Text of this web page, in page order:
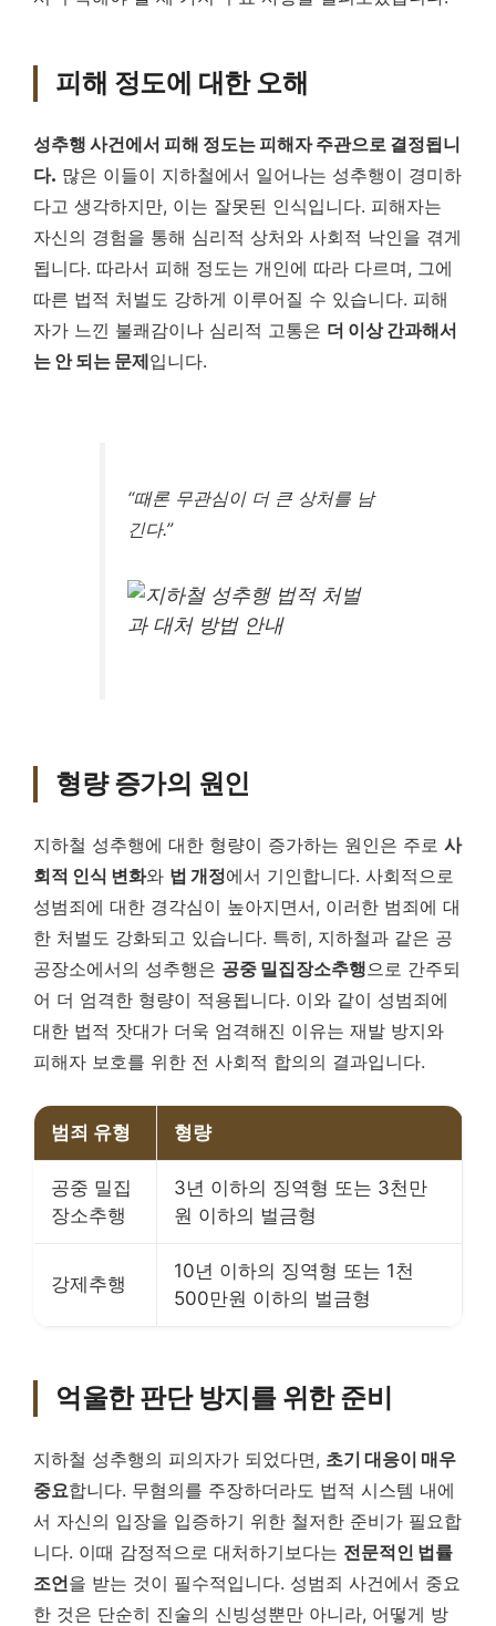
피해 정도에 대한 오해
성추행 사건에서 피해 정도는 피해자 주관으로 결정됩니
다. 많은 이들이 지하철에서 일어나는 성추행이 경미하
다고 생각하지만, 이는 잘못된 인식입니다. 피해자는
자신의 경험을 통해 심리적 상처와 사회적 낙인을 겪게
됩니다. 따라서 피해 정도는 개인에 따라 다르며, 그에
따른 법적 처벌도 강하게 이루어질 수 있습니다. 피해
자가 느낀 불쾌감이나 심리적 고통은 더 이상 간과해서
는 안 되는 문제입니다.
“때론 무관심이 더 큰 상처를 남
긴다.”
형량 증가의 원인
지하철 성추행에 대한 형량이 증가하는 원인은 주로 사
회적 인식 변화와 법 개정에서 기인합니다. 사회적으로
성범죄에 대한 경각심이 높아지면서, 이러한 범죄에 대
한 처벌도 강화되고 있습니다. 특히, 지하철과 같은 공
공장소에서의 성추행은 공중 밀집장소추행으로 간주되
어 더 엄격한 형량이 적용됩니다. 이와 같이 성범죄에
대한 법적 잣대가 더욱 엄격해진 이유는 재발 방지와
피해자 보호를 위한 전 사회적 합의의 결과입니다.
범죄 유형 형량
공중 밀집
장소추행
3년 이하의 징역형 또는 3천만
원 이하의 벌금형
강제추행
10년 이하의 징역형 또는 1천
500만원 이하의 벌금형
억울한 판단 방지를 위한 준비
지하철 성추행의 피의자가 되었다면, 초기 대응이 매우
중요합니다. 무혐의를 주장하더라도 법적 시스템 내에
서 자신의 입장을 입증하기 위한 철저한 준비가 필요합
니다. 이때 감정적으로 대처하기보다는 전문적인 법률
조언을 받는 것이 필수적입니다. 성범죄 사건에서 중요
한 것은 단순히 진술의 신빙성뿐만 아니라, 어떻게 방